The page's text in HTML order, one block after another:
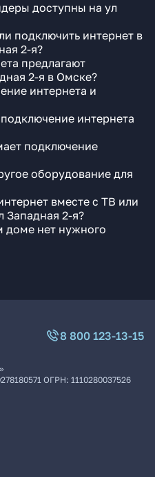
доступны на ул
подключить интернет в
2-я?
предлагают
2-я в Омске?
интернета и
интернета
подключение
оборудование для
вместе с ТВ или
Западная 2-я?
доме нет нужного
8 800 123-13-15
ОГРН: 1110280037526